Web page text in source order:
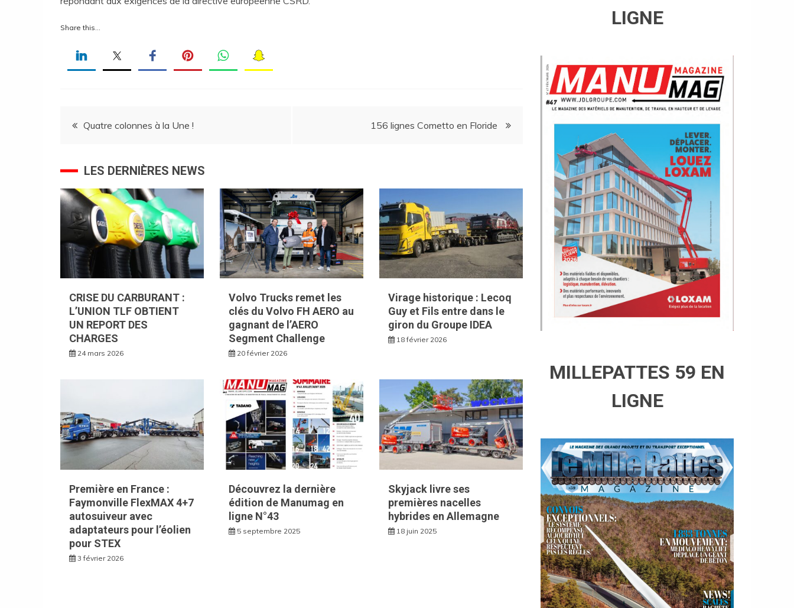
Share this…
Navigation
l’article
Quatre colonnes à la Une ! 156 lignes Cometto en Floride
LES DERNIÈRES NEWS
CRISE DU CARBURANT :
L’UNION TLF OBTIENT
UN REPORT DES
CHARGES
24 mars 2026
Volvo Trucks remet les
clés du Volvo FH AERO au
gagnant de l’AERO
Segment Challenge
20 février 2026
Virage historique : Lecoq
Guy et Fils entre dans le
giron du Groupe IDEA
18 février 2026
Première en France :
Faymonville FlexMAX 4+7
autosuiveur avec
adaptateurs pour l’éolien
pour STEX
3 février 2026
Découvrez la dernière
édition de Manumag en
ligne N°43
5 septembre 2025
Skyjack livre ses
premières nacelles
hybrides en Allemagne
18 juin 2025
LIGNE
MILLEPATTES 59 EN
LIGNE